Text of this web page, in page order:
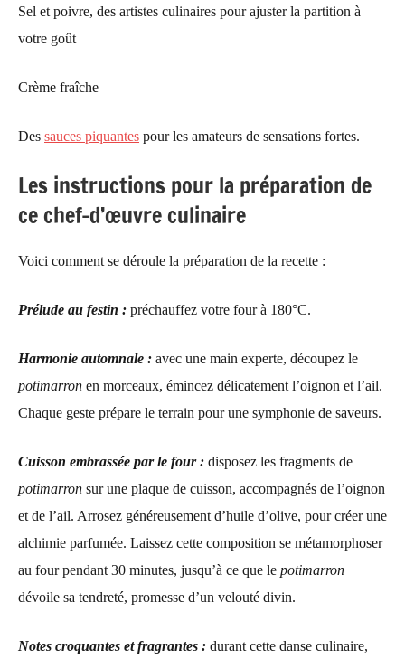
Sel et poivre, des artistes culinaires pour ajuster la partition à
votre goût
Crème fraîche
Des sauces piquantes pour les amateurs de sensations fortes.
Les instructions pour la préparation de
ce chef-d’œuvre culinaire
Voici comment se déroule la préparation de la recette :
Prélude au festin : préchauffez votre four à 180°C.
Harmonie automnale : avec une main experte, découpez le
potimarron en morceaux, émincez délicatement l’oignon et l’ail.
Chaque geste prépare le terrain pour une symphonie de saveurs.
Cuisson embrassée par le four : disposez les fragments de
potimarron sur une plaque de cuisson, accompagnés de l’oignon
et de l’ail. Arrosez généreusement d’huile d’olive, pourcréerune
alchimie parfumée. Laissez cette composition se métamorphoser
au four pendant 30 minutes, jusqu’à ce que le potimarron
dévoile sa tendreté, promesse d’un velouté divin.
Notes croquantes et fragrantes : durant cette danse culinaire,